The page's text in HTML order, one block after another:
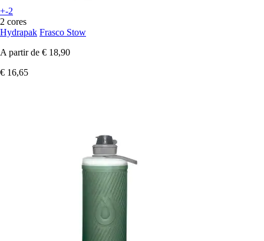
+-2
2 cores
Hydrapak Frasco Stow
A partir de € 18,90
€ 16,65